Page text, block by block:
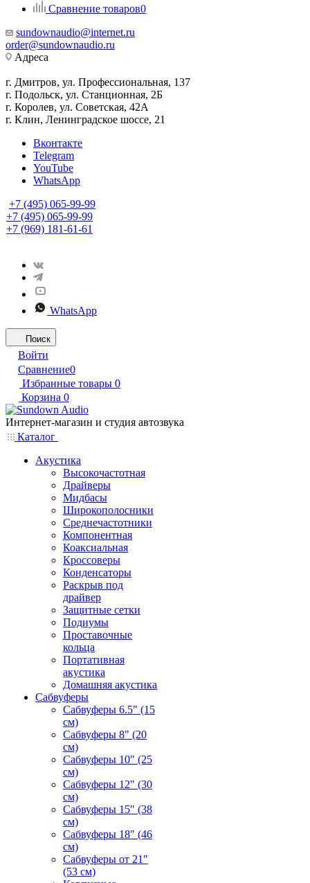
Сравнение товаров0
sundownaudio@internet.ru
order@sundownaudio.ru
Адреса
г. Дмитров, ул. Профессиональная, 137
г. Подольск, ул. Станционная, 2Б
г. Королев, ул. Советская, 42А
г. Клин, Ленинградское шоссе, 21
Вконтакте
Telegram
YouTube
WhatsApp
+7 (495) 065-99-99
+7 (495) 065-99-99
+7 (969) 181-61-61
WhatsApp
Поиск
Войти
Сравнение0
Избранные товары 0
Корзина 0
Интернет-магазин и студия автозвука
Каталог
Акустика
Высокочастотная
Драйверы
Мидбасы
Широкополосники
Среднечастотники
Компонентная
Коаксиальная
Кроссоверы
Конденсаторы
Раскрыв под
драйвер
Защитные сетки
Подиумы
Проставочные
кольца
Портативная
акустика
Домашняя акустика
Сабвуферы
Сабвуферы 6.5" (15
см)
Сабвуферы 8" (20
см)
Сабвуферы 10" (25
см)
Сабвуферы 12" (30
см)
Сабвуферы 15" (38
см)
Сабвуферы 18" (46
см)
Сабвуферы от 21"
(53 см)